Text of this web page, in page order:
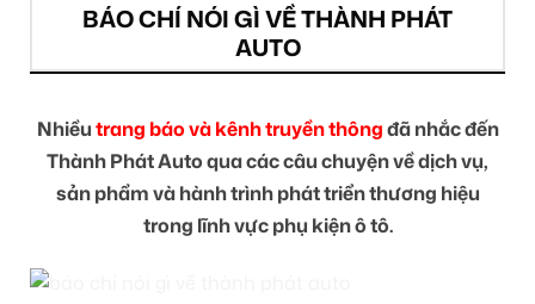
BÁO CHÍ NÓI GÌ VỀ THÀNH PHÁT
AUTO
Nhiềutrang báo và kênh truyền thôngđã nhắc đến
Thành Phát Auto qua các câu chuyện về dịch vụ,
sản phẩm và hành trình phát triển thương hiệu
trong lĩnh vực phụ kiện ô tô.